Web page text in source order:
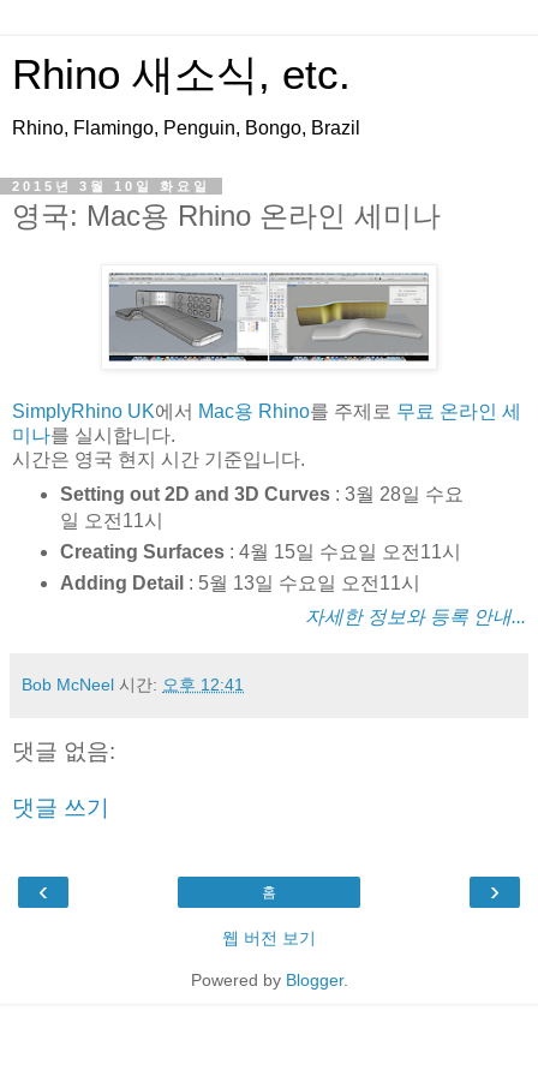
Rhino 새소식, etc.
Rhino, Flamingo, Penguin, Bongo, Brazil
2015년 3월 10일 화요일
영국: Mac용 Rhino 온라인 세미나
SimplyRhino UK에서 Mac용 Rhino를 주제로 무료 온라인 세
미나를 실시합니다.
시간은 영국 현지 시간 기준입니다.
Setting out 2D and 3D Curves: 3월 28일 수요
일 오전11시
Creating Surfaces: 4월 15일 수요일 오전11시
Adding Detail : 5월 13일 수요일 오전11시
자세한 정보와 등록 안내...
Bob McNeel 시간: 오후 12:41
댓글 없음:
댓글 쓰기
‹ ›
홈
웹 버전 보기
Powered by Blogger.